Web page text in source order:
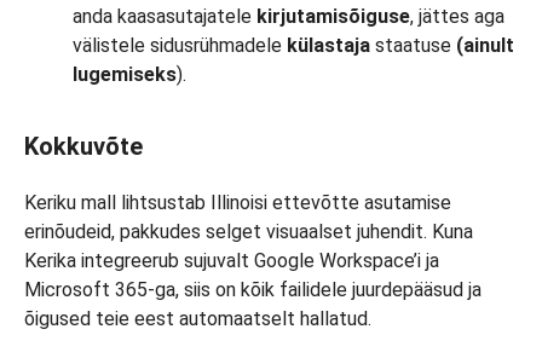
anda kaasasutajatele kirjutamisõiguse, jättes aga
välistele sidusrühmadele külastaja staatuse (ainult
lugemiseks).
Kokkuvõte
Keriku mall lihtsustab Illinoisi ettevõtte asutamise
erinõudeid, pakkudes selget visuaalset juhendit. Kuna
Kerika integreerub sujuvalt Google Workspace’i ja
Microsoft 365-ga, siis on kõik failidele juurdepääsud ja
õigused teie eest automaatselt hallatud.